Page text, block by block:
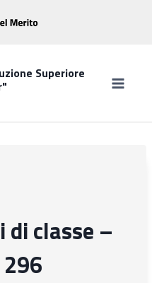
Superiore
classe –